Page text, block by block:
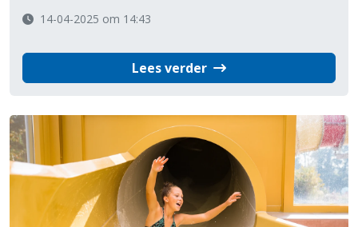
14-04-2025 om 14:43
Lees verder